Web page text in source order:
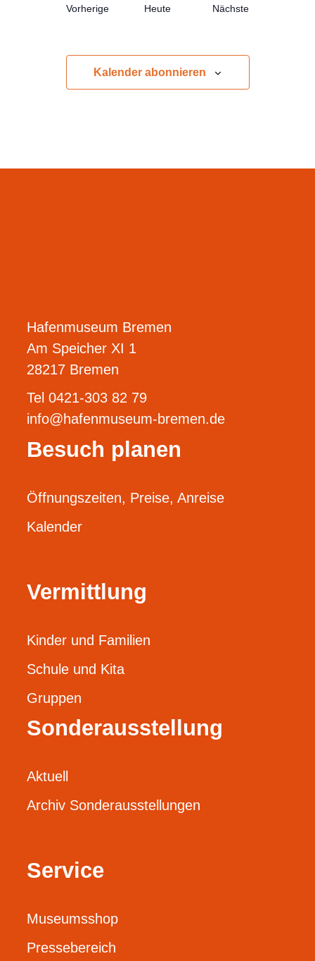
VorherigeVeranstaltungen
Heute
Nächste
Kalender abonnieren
Hafenmuseum Bremen
Am Speicher XI 1
28217 Bremen
Tel 0421-303 82 79
info@hafenmuseum-bremen.de
Besuch planen
Öffnungszeiten, Preise, Anreise
Kalender
Vermittlung
Kinder und Familien
Schule und Kita
Gruppen
Sonderausstellung
Aktuell
Archiv Sonderausstellungen
Service
Museumsshop
Pressebereich